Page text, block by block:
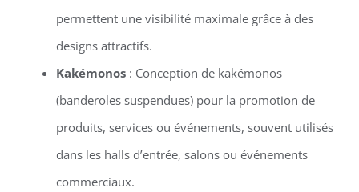
permettent une visibilité maximale grâce à des
designs attractifs.
Kakémonos: Conception de kakémonos
(banderoles suspendues) pour la promotion de
produits, services ou événements, souvent utilisés
dans les halls d’entrée, salons ou événements
commerciaux.